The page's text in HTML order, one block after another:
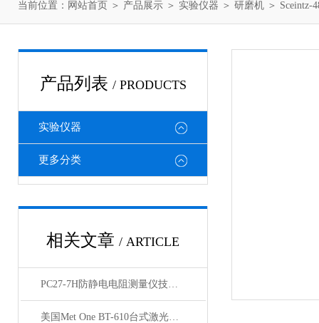
当前位置： 网站首页 ＞ 产品展示 ＞ 实验仪器 ＞ 研磨机 ＞ Sceintz-
产品列表 / PRODUCTS
实验仪器
更多分类
相关文章 / ARTICLE
PC27-7H防静电电阻测量仪技术资料
美国Met One BT-610台式激光粒子计数器